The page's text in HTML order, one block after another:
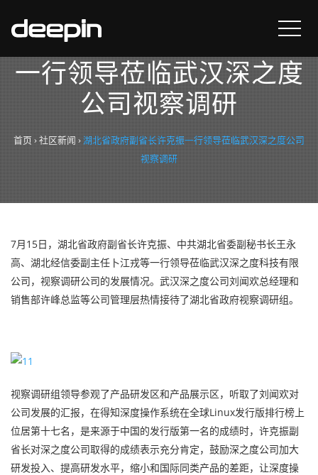
湖北省政府副省长许克振
一行领导莅临武汉深之度
公司视察调研
首页›社区新闻›湖北省政府副省长许克振一行领导莅临武汉深之度公司
视察调研
7月15日，湖北省政府副省长许克振、中共湖北省委副秘书长王永
高、湖北经信委副主任卜江戎等一行领导莅临武汉深之度科技有限
公司，视察调研公司的发展情况。武汉深之度公司刘闻欢总经理和
销售部许峰总监等公司管理层热情接待了湖北省政府视察调研组。
视察调研组领导参观了产品研发区和产品展示区，听取了刘闻欢对
公司发展的汇报，在得知深度操作系统在全球Linux发行版排行榜上
位居第十七名，是来源于中国的发行版第一名的成绩时，许克振副
省长对深之度公司取得的成绩表示充分肯定，鼓励深之度公司加大
研发投入、提高研发水平，缩小和国际同类产品的差距，让深度操